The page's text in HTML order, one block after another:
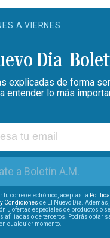
A VIERNES
explicadas de forma
entender lo más
a Boletín A.M.
tu correo electrónico, aceptas la
Condiciones de El Nuevo Día.
u ofertas especiales de productos o
afiliadas o de terceros. Podrás optar
cualquier momento.